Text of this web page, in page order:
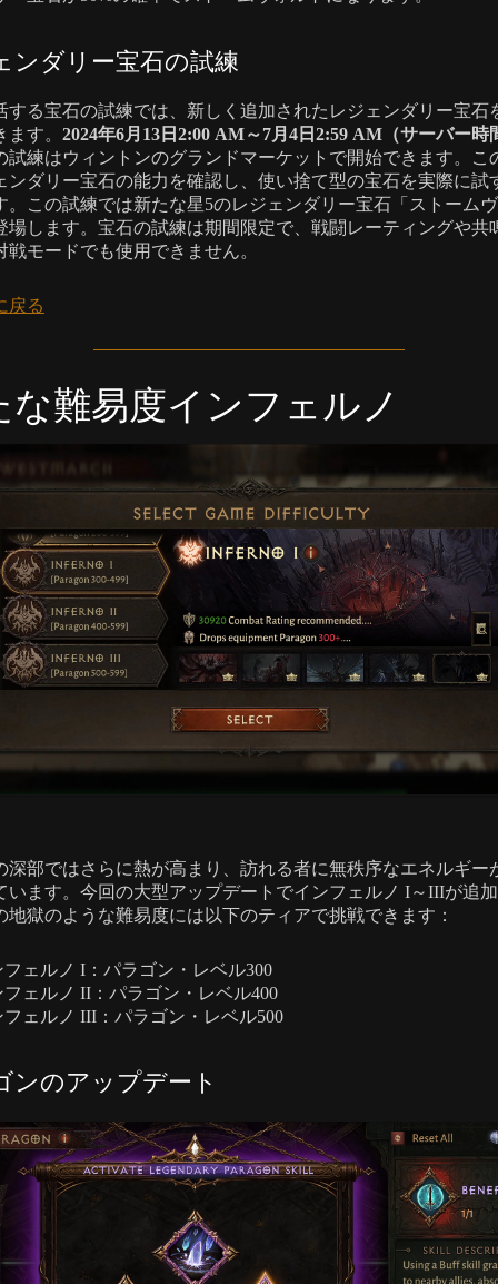
ンダリー宝石の試練
する宝石の試練では、新しく追加されたレジェンダリー宝石
す。 2024年6月13日2:00 AM～7月4日2:59 AM（サーバー時
試練はウィントンのグランドマーケットで開始できます。こ
ンダリー宝石の能力を確認し、使い捨て型の宝石を実際に試
。この試練では新たな星5のレジェンダリー宝石「ストーム
場します。宝石の試練は期間限定で、戦闘レーティングや共
戦モードでも使用できません。
戻る
な難易度インフェルノ
深部ではさらに熱が高まり、訪れる者に無秩序なエネルギー
います。今回の大型アップデートでインフェルノ I～IIIが追
地獄のような難易度には以下のティアで挑戦できます：
フェルノ I：パラゴン・レベル300
フェルノ II：パラゴン・レベル400
フェルノ III：パラゴン・レベル500
ンのアップデート